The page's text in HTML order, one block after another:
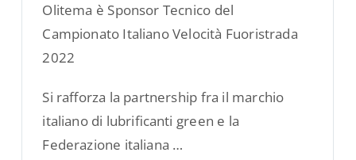
Olitema è Sponsor Tecnico del
Campionato Italiano Velocità Fuoristrada
2022
Si rafforza la partnership fra il marchio
italiano di lubrificanti green e la
Federazione italiana …